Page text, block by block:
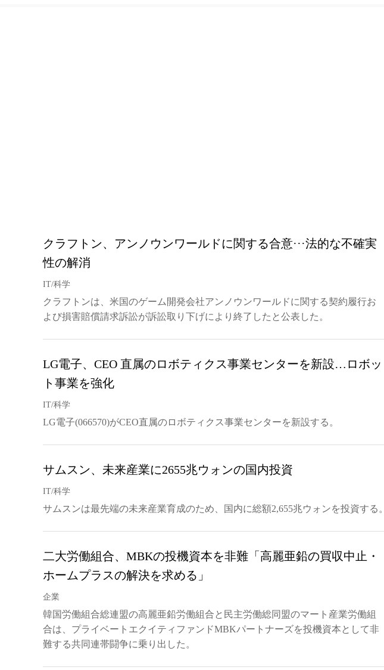
クラフトン、アンノウンワールドに関する合意···法的な不確実
性の解消
IT/科学
クラフトンは、米国のゲーム開発会社アンノウンワールドに関する契約履行お
よび損害賠償請求訴訟が訴訟取り下げにより終了したと公表した。
LG電子、CEO 直属のロボティクス事業センターを新設…ロボッ
ト事業を強化
IT/科学
LG電子(066570)がCEO直属のロボティクス事業センターを新設する。
サムスン、未来産業に2655兆ウォンの国内投資
IT/科学
サムスンは最先端の未来産業育成のため、国内に総額2,655兆ウォンを投資する。
二大労働組合、MBKの投機資本を非難「高麗亜鉛の買収中止・
ホームプラスの解決を求める」
企業
韓国労働組合総連盟の高麗亜鉛労働組合と民主労働総同盟のマート産業労働組
合は、プライベートエクイティファンドMBKパートナーズを投機資本として非
難する共同連帯闘争に乗り出した。